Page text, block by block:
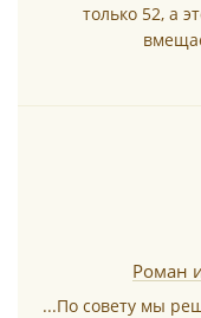
только 52, а
Роман
...По совету мы